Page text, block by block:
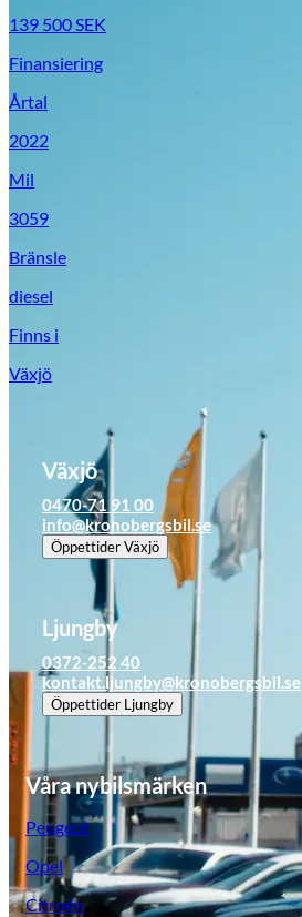
Suzuki
Tillbehör & reservdelar
139 500SEK
Finansiering
Årtal
2022
Mil
3059
Bränsle
diesel
Finns i
Växjö
Växjö
0470-71 91 00
info@kronobergsbil.se
ÖppettiderVäxjö
Ljungby
0372-252 40
kontakt.ljungby@kronobergsbil.se
Öppettider Ljungby
Våra nybilsmärken
Peugeot
Opel
Citroën